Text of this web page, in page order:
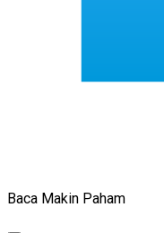
Baca Makin Paham